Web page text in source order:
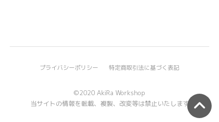
プライバシーポリシー 特定商取引法に基づく表記
©2020 AkiRa Workshop
当サイトの情報を転載、複製、改変等は禁止いたします